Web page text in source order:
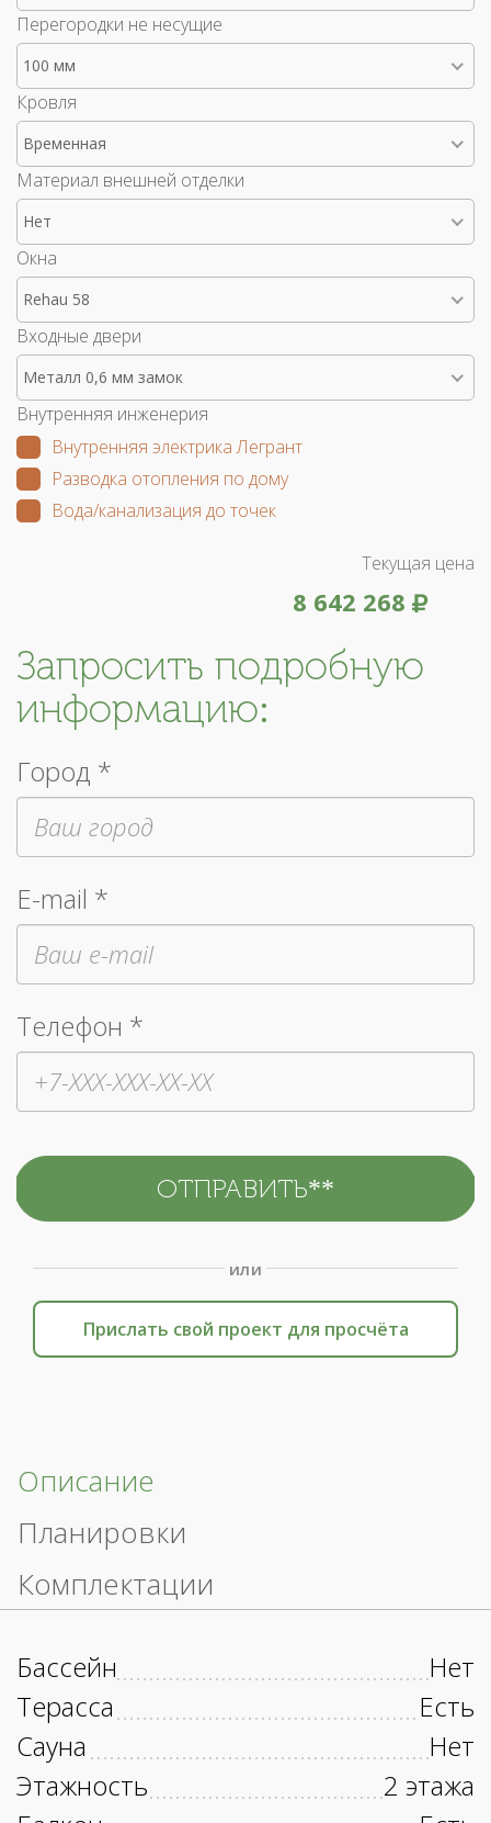
Перегородки не несущие
100 мм
Кровля
Временная
Материал внешней отделки
Нет
Окна
Rehau 58
Входные двери
Металл 0,6 мм замок
Внутренняя инженерия
Внутренняя электрика Легрант
Разводка отопления по дому
Вода/канализация до точек
Текущая цена
8 642 268
Запросить подробную
информацию:
Город *
E-mail *
Телефон *
или
Прислать свой проект для просчёта
Описание
Планировки
Комплектации
Бассейн
Нет
Терасса
Есть
Сауна
Нет
Этажность
2 этажа